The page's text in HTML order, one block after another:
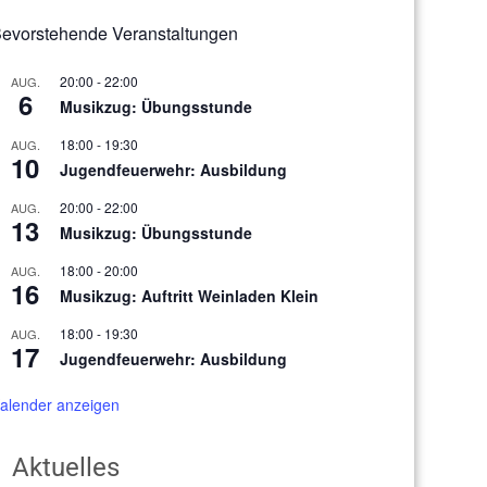
Veranstaltungen
AUG.
6
20:00 -22:00
Musikzug: Übungsstunde
AUG.
10
18:00 - 19:30
Jugendfeuerwehr: Ausbildung
AUG.
13
20:00 -22:00
Musikzug: Übungsstunde
AUG.
16
18:00 -20:00
Musikzug: Auftritt Weinladen Klein
AUG.
17
18:00 - 19:30
Jugendfeuerwehr: Ausbildung
anzeigen
Aktuelles